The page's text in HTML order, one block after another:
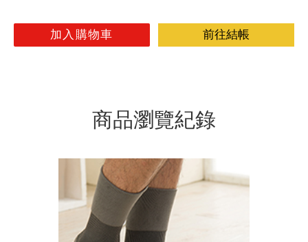
加入購物車 前往結帳
商品瀏覽紀錄